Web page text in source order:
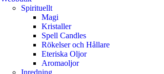
Spirituellt
Magi
Kristaller
Spell Candles
Rökelser och Hållare
Eteriska Oljor
Aromaoljor
Inredning